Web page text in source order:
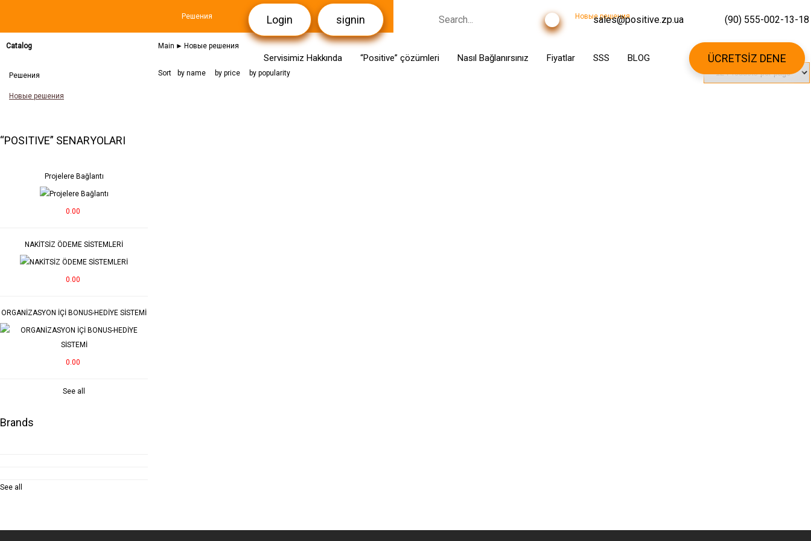
Login signin sales@positive.zp.ua (90) 555-002-13-18
Servisimiz Hakkında “Positive” çözümleri Nasıl Bağlanırsınız Fiyatlar SSS BLOG ÜCRETSİZ DENE
Решения Новые решения
Catalog
Решения
Новые решения
“POSITIVE” SENARYOLARI
Projelere Bağlantı
0.00
NAKİTSİZ ÖDEME SİSTEMLERİ
0.00
ORGANİZASYON İÇİ BONUS-HEDİYE SİSTEMİ
0.00
See all
Brands
See all
Main ► Новые решения
Sort by name by price by popularity